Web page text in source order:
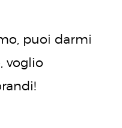
puoi darmi
voglio